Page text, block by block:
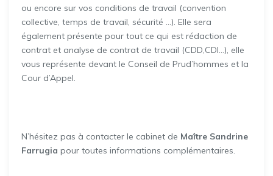
ou encore sur vos conditions de travail (convention
collective, temps de travail, sécurité …). Elle sera
également présente pour tout ce qui est rédaction de
contrat et analyse de contrat de travail (CDD,CDI…), elle
vous représente devant le Conseil de Prud’hommes et la
Cour d’Appel.
N’hésitez pas à contacter le cabinet de Maître Sandrine
Farrugia pour toutes informations complémentaires.